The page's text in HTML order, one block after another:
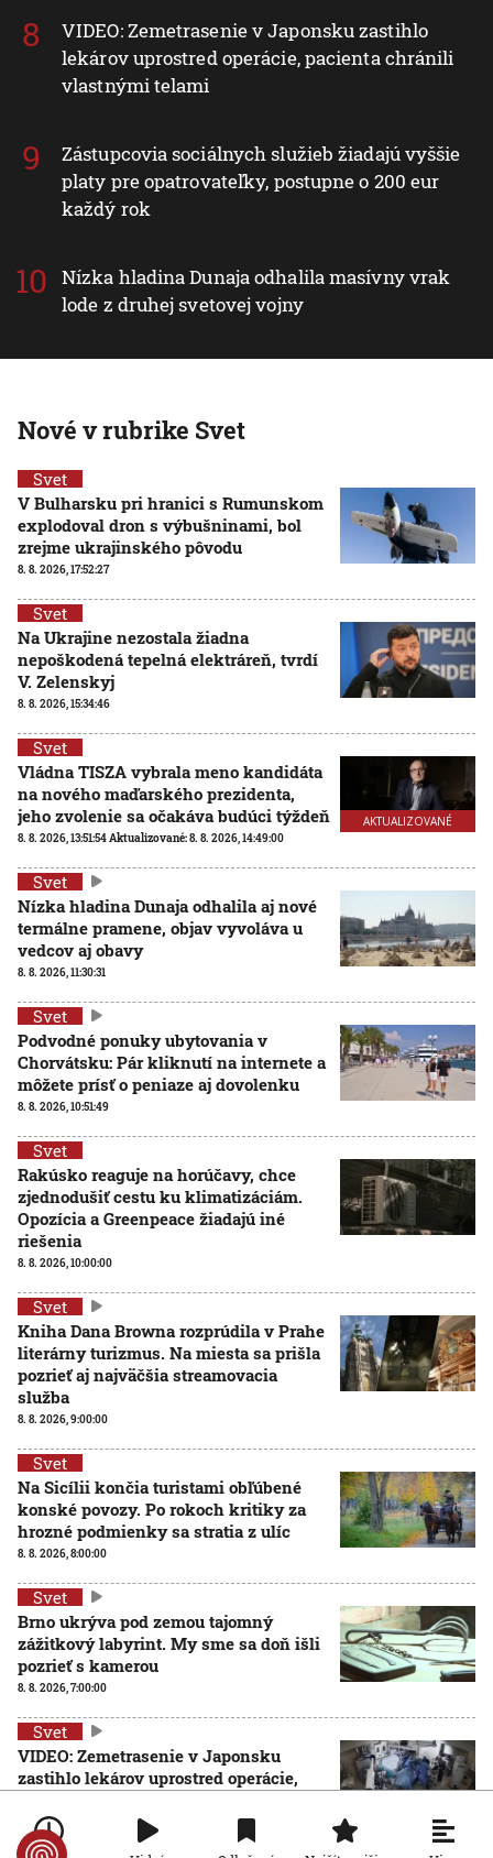
VIDEO: Zemetrasenie v Japonsku zastihlo
lekárov uprostred operácie, pacienta chránili
vlastnými telami
Zástupcovia sociálnych služieb žiadajú vyššie
platy pre opatrovateľky, postupne o 200 eur
každý rok
Nízka hladina Dunaja odhalila masívny vrak
lode z druhej svetovej vojny
Nové v rubrike Svet
Svet
V Bulharsku pri hranici s Rumunskom
explodoval dron s výbušninami, bol
zrejme ukrajinského pôvodu
8. 8. 2026, 17:52:27
Svet
Na Ukrajine nezostala žiadna
nepoškodená tepelná elektráreň, tvrdí
V. Zelenskyj
8. 8. 2026, 15:34:46
AKTUALIZOVANÉ
Svet
Vládna TISZA vybrala meno kandidáta
na nového maďarského prezidenta,
jeho zvolenie sa očakáva budúci týždeň
8. 8. 2026, 13:51:54Aktualizované:8. 8. 2026, 14:49:00
Svet
Nízka hladina Dunaja odhalila aj nové
termálne pramene, objav vyvoláva u
vedcov aj obavy
8. 8. 2026, 11:30:31
Svet
Podvodné ponuky ubytovania v
Chorvátsku: Pár kliknutí na internete a
môžete prísť o peniaze aj dovolenku
8. 8. 2026, 10:51:49
Svet
Rakúsko reaguje na horúčavy, chce
zjednodušiť cestu ku klimatizáciám.
Opozícia a Greenpeace žiadajú iné
riešenia
8. 8. 2026, 10:00:00
Svet
Kniha Dana Browna rozprúdila v Prahe
literárny turizmus. Na miesta sa prišla
pozrieť aj najväčšia streamovacia
služba
8. 8. 2026, 9:00:00
Svet
Na Sicílii končia turistami obľúbené
konské povozy. Po rokoch kritiky za
hrozné podmienky sa stratia z ulíc
8. 8. 2026, 8:00:00
Svet
Brno ukrýva pod zemou tajomný
zážitkový labyrint. My sme sa doň išli
pozrieť s kamerou
8. 8. 2026, 7:00:00
Svet
VIDEO: Zemetrasenie v Japonsku
zastihlo lekárov uprostred operácie,
7. 8. 2026, 15:01:59